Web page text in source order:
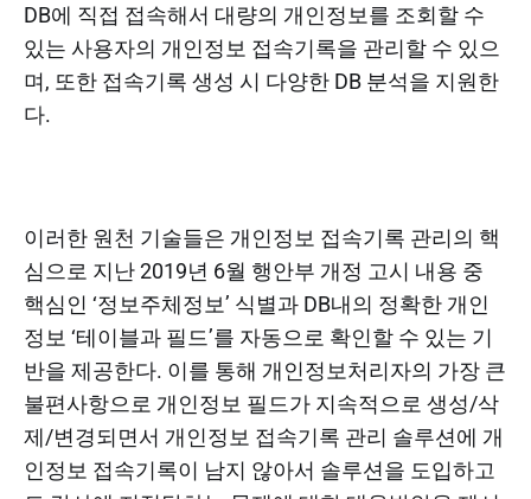
DB에 직접 접속해서 대량의 개인정보를 조회할 수
있는 사용자의 개인정보 접속기록을 관리할 수 있으
며, 또한 접속기록 생성 시 다양한 DB 분석을 지원한
다.
이러한 원천 기술들은 개인정보 접속기록 관리의 핵
심으로 지난 2019년 6월 행안부 개정 고시 내용 중
핵심인 ‘정보주체정보’ 식별과 DB내의 정확한 개인
정보 ‘테이블과 필드’를 자동으로 확인할 수 있는 기
반을 제공한다. 이를 통해 개인정보처리자의 가장 큰
불편사항으로 개인정보 필드가 지속적으로 생성/삭
제/변경되면서 개인정보 접속기록 관리 솔루션에 개
인정보 접속기록이 남지 않아서 솔루션을 도입하고